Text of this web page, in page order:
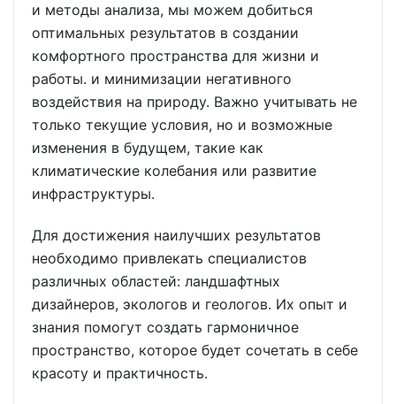
и методы анализа, мы можем добиться
оптимальных результатов в создании
комфортного пространства для жизни и
работы. и минимизации негативного
воздействия на природу. Важно учитывать не
только текущие условия, но и возможные
изменения в будущем, такие как
климатические колебания или развитие
инфраструктуры.
Для достижения наилучших результатов
необходимо привлекать специалистов
различных областей: ландшафтных
дизайнеров, экологов и геологов. Их опыт и
знания помогут создать гармоничное
пространство, которое будет сочетать в себе
красоту и практичность.